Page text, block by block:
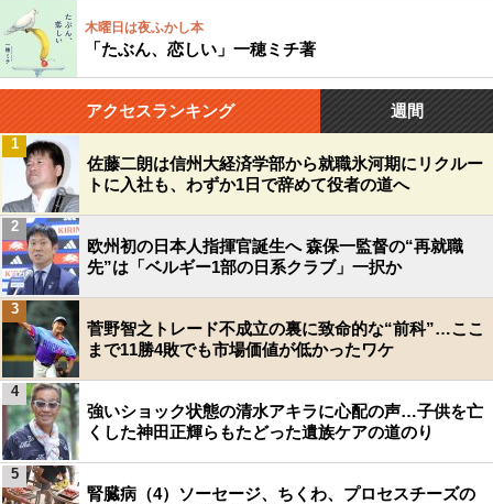
木曜日は夜ふかし本
「たぶん、恋しい」一穂ミチ著
アクセスランキング 週間
佐藤二朗は信州大経済学部から就職氷河期にリクルー
トに入社も、わずか1日で辞めて役者の道へ
1
欧州初の日本人指揮官誕生へ 森保一監督の“再就職
先”は「ベルギー1部の日系クラブ」一択か
2
菅野智之トレード不成立の裏に致命的な“前科”…ここ
まで11勝4敗でも市場価値が低かったワケ
3
強いショック状態の清水アキラに心配の声…子供を亡
くした神田正輝らもたどった遺族ケアの道のり
4
腎臓病（4）ソーセージ、ちくわ、プロセスチーズの
5